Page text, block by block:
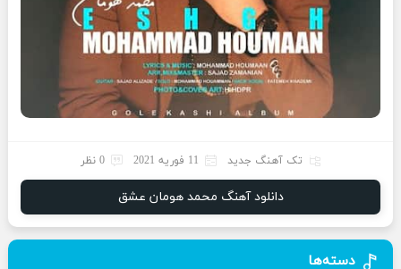
تک آهنگ جدید 11 فوریه 2021 0 نظر
دانلود آهنگ محمد هومان عشق
دسته‌ها